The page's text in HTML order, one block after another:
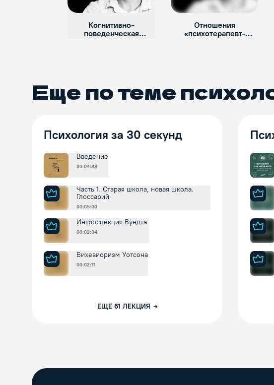
Когнитивно-
поведенческая
Отношения
«психотерапевт-
Еще по теме
Психология за 30 секунд
Введение
00:04:33
Часть 1. Старая школа, новая школа.
Глоссарий
00:05:00
Интроспекция Вундта
00:02:04
Бихевиоризм Уотсона
00:02:11
ЕЩЕ 61 ЛЕКЦИЯ